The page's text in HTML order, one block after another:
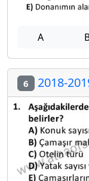
A
6 2018-